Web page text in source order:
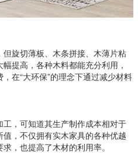
旋切薄板、木条拼接、木薄片粘
提高，各种木料都能充分利用，
在“大环保”的理念下通过减少材料
，可知道其生产制作成本相对于
，不仅拥有实木家具的各种优越
，也提高了木材的利用率。